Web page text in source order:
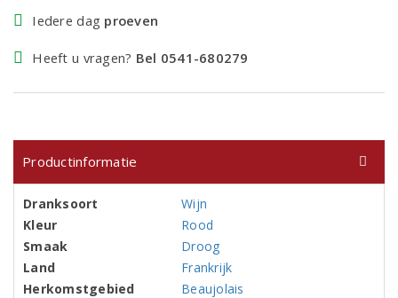
Iedere dag proeven
Heeft u vragen? Bel 0541-680279
Productinformatie
Dranksoort
Wijn
Kleur
Rood
Smaak
Droog
Land
Frankrijk
Herkomstgebied
Beaujolais